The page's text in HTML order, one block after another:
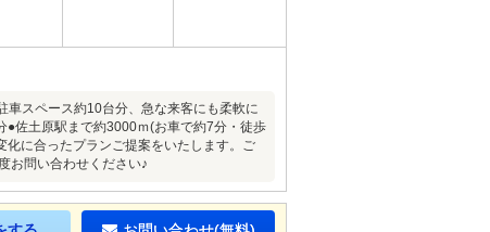
車スペース約10台分、急な来客にも柔軟に
●佐土原駅まで約3000ｍ(お車で約7分・徒歩
に合ったプランご提案をいたします。ご
お問い合わせください♪